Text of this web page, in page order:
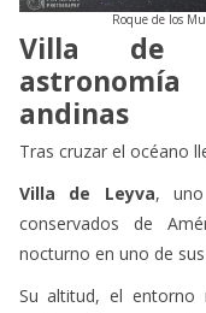
Roque de los
Villa de
andinas
Tras cruzar el océano
Villa de Leyva,
conservados de
nocturno en uno de
Su altitud, el entorno